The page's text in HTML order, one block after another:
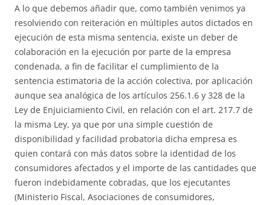
A lo que debemos añadir que, como también venimos ya
resolviendo con reiteración en múltiples autos dictados en
ejecución de esta misma sentencia, existe un deber de
colaboración en la ejecución por parte de la empresa
condenada, a fin de facilitar el cumplimiento de la
sentencia estimatoria de la acción colectiva, por aplicación
aunque sea analógica de los artículos 256.1.6 y 328 de la
Ley de Enjuiciamiento Civil, en relación con el art. 217.7 de
la misma Ley, ya que por una simple cuestión de
disponibilidad y facilidad probatoria dicha empresa es
quien contará con más datos sobre la identidad de los
consumidores afectados y el importe de las cantidades que
fueron indebidamente cobradas, que los ejecutantes
(Ministerio Fiscal, Asociaciones de consumidores,